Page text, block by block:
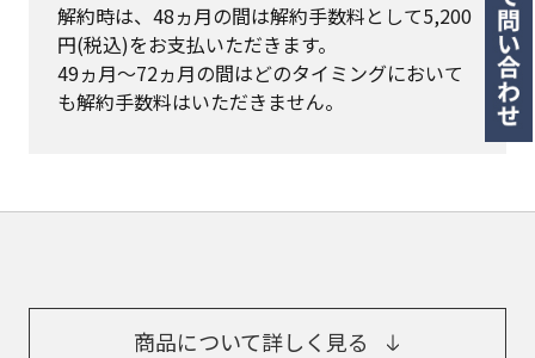
解約時は、48ヵ月の間は解約手数料として5,200
円(税込)をお支払いただきます。
49ヵ月〜72ヵ月の間はどのタイミングにおいて
も解約手数料はいただきません。
商品について詳しく見る